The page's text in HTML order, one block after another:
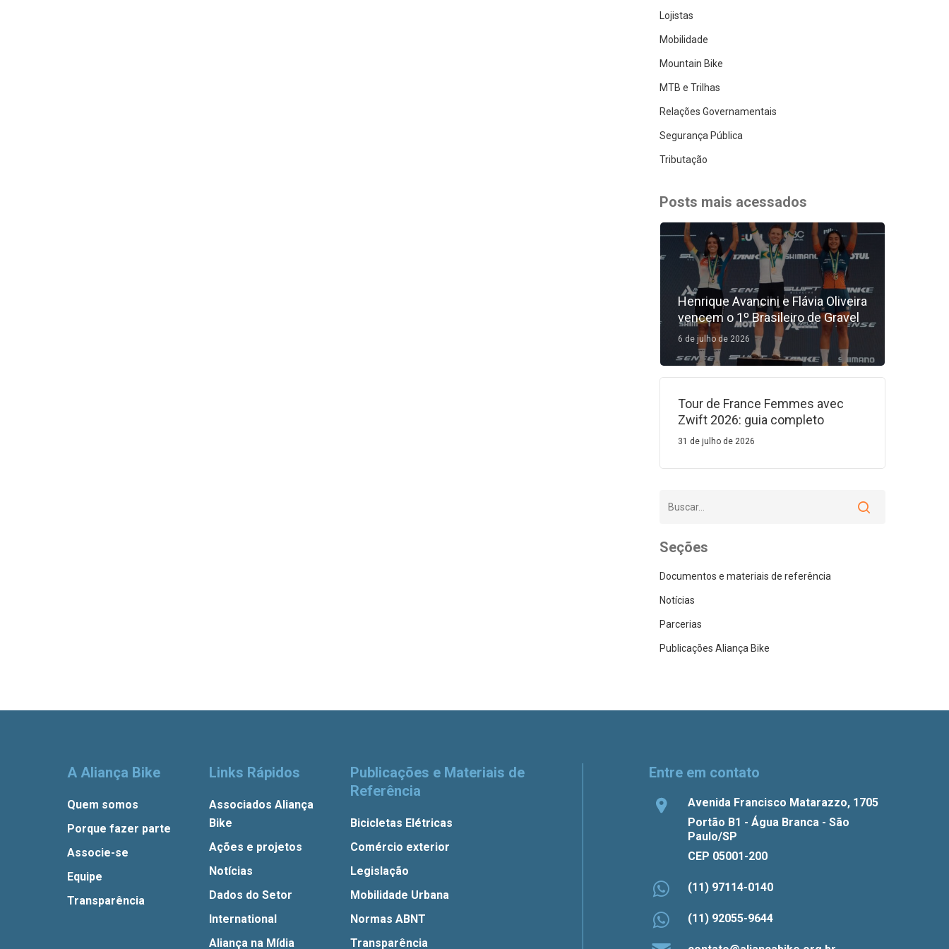
Lojistas
Mobilidade
Mountain Bike
MTB e Trilhas
Relações Governamentais
Segurança Pública
Tributação
Posts mais acessados
Henrique Avancini e Flávia Oliveira
vencem o 1º Brasileiro de Gravel
6 de julho de 2026
Tour de France Femmes avec
Zwift 2026: guia completo
31 de julho de 2026
Seções
Documentos e materiais de referência
Notícias
Parcerias
Publicações Aliança Bike
A Aliança Bike
Quem somos
Porque fazer parte
Associe-se
Equipe
Transparência
Links Rápidos
Associados Aliança
Bike
Ações e projetos
Notícias
Dados do Setor
International
Aliança na Mídia
Publicações e Materiais de
Referência
Bicicletas Elétricas
Comércio exterior
Legislação
Mobilidade Urbana
Normas ABNT
Transparência
Entre em contato
Avenida Francisco Matarazzo, 1705
Portão B1 - Água Branca - São
Paulo/SP
CEP 05001-200
(11) 97114-0140
(11) 92055-9644